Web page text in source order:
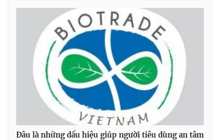
Đâu là những dấu hiệu giúp người tiêu dùng an tâm